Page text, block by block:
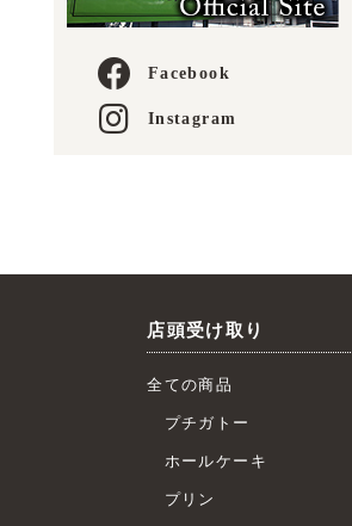
Facebook
Instagram
店頭受け取り
全ての商品
プチガトー
ホールケーキ
プリン